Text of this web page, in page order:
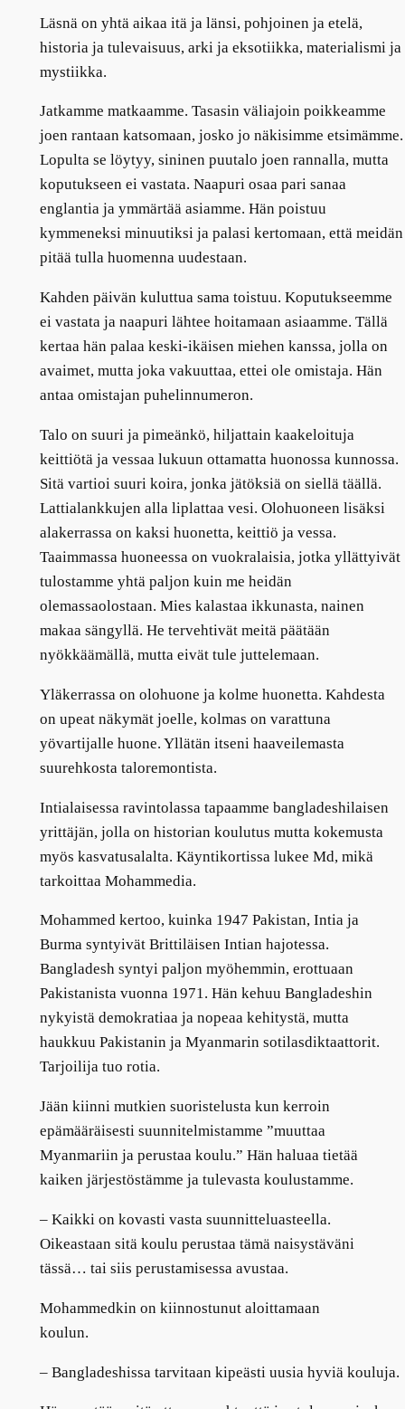
Läsnä on yhtä aikaa itä ja länsi, pohjoinen ja etelä,
historia ja tulevaisuus, arki ja eksotiikka, materialismi ja
mystiikka.
Jatkamme matkaamme. Tasasin väliajoin poikkeamme
joen rantaan katsomaan, josko jo näkisimme etsimämme.
Lopulta se löytyy, sininen puutalo joen rannalla, mutta
koputukseen ei vastata. Naapuri osaa pari sanaa
englantia ja ymmärtää asiamme. Hän poistuu
kymmeneksi minuutiksi ja palasi kertomaan, että meidän
pitää tulla huomenna uudestaan.
Kahden päivän kuluttua sama toistuu. Koputukseemme
ei vastata ja naapuri lähtee hoitamaan asiaamme. Tällä
kertaa hän palaa keski-ikäisen miehen kanssa, jolla on
avaimet, mutta joka vakuuttaa, ettei ole omistaja. Hän
antaa omistajan puhelinnumeron.
Talo on suuri ja pimeänkö, hiljattain kaakeloituja
keittiötä ja vessaa lukuun ottamatta huonossa kunnossa.
Sitä vartioi suuri koira, jonka jätöksiä on siellä täällä.
Lattialankkujen alla liplattaa vesi. Olohuoneen lisäksi
alakerrassa on kaksi huonetta, keittiö ja vessa.
Taaimmassa huoneessa on vuokralaisia, jotka yllättyivät
tulostamme yhtä paljon kuin me heidän
olemassaolostaan. Mies kalastaa ikkunasta, nainen
makaa sängyllä. He tervehtivät meitä päätään
nyökkäämällä, mutta eivät tule juttelemaan.
Yläkerrassa on olohuone ja kolme huonetta. Kahdesta
on upeat näkymät joelle, kolmas on varattuna
yövartijalle huone. Yllätän itseni haaveilemasta
suurehkosta taloremontista.
Intialaisessa ravintolassa tapaamme bangladeshilaisen
yrittäjän, jolla on historian koulutus mutta kokemusta
myös kasvatusalalta. Käyntikortissa lukee Md, mikä
tarkoittaa Mohammedia.
Mohammed kertoo, kuinka 1947 Pakistan, Intia ja
Burma syntyivät Brittiläisen Intian hajotessa.
Bangladesh syntyi paljon myöhemmin, erottuaan
Pakistanista vuonna 1971. Hän kehuu Bangladeshin
nykyistä demokratiaa ja nopeaa kehitystä, mutta
haukkuu Pakistanin ja Myanmarin sotilasdiktaattorit.
Tarjoilija tuo rotia.
Jään kiinni mutkien suoristelusta kun kerroin
epämääräisesti suunnitelmistamme ”muuttaa
Myanmariin ja perustaa koulu.” Hän haluaa tietää
kaiken järjestöstämme ja tulevasta koulustamme.
–Kaikki on kovasti vasta suunnitteluasteella.
Oikeastaan sitä koulu perustaa tämä naisystäväni
tässä… tai siis perustamisessa avustaa.
Mohammedkin on kiinnostunut aloittamaan
koulun.
–Bangladeshissa tarvitaan kipeästi uusia hyviä kouluja.